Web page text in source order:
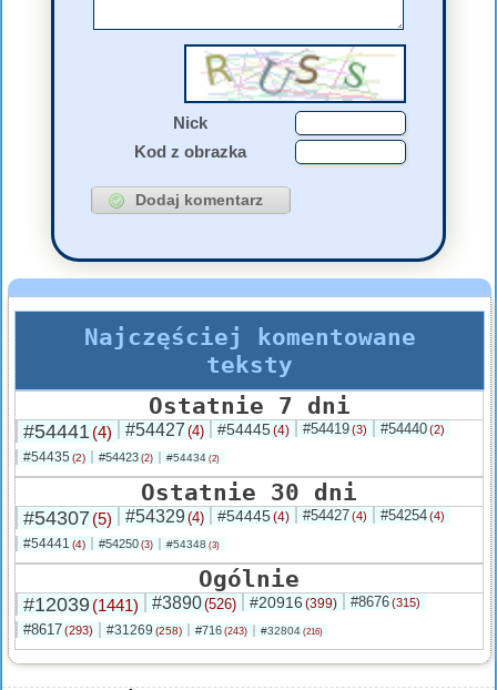
Nick
Kod z obrazka
Najczęściej komentowane
teksty
Ostatnie 7 dni
#54441 (4) #54427 (4) #54445(4) #54419(3) #54440(2)
#54435 (2) #54423 (2) #54434 (2)
Ostatnie 30 dni
#54307 (5) #54329(4) #54445(4) #54427(4) #54254(4)
#54441 (4) #54250 (3) #54348 (3)
Ogólnie
#12039(1441) #3890(526) #20916 (399) #8676(315)
#8617(293) #31269 (258) #716 (243) #32804 (216)